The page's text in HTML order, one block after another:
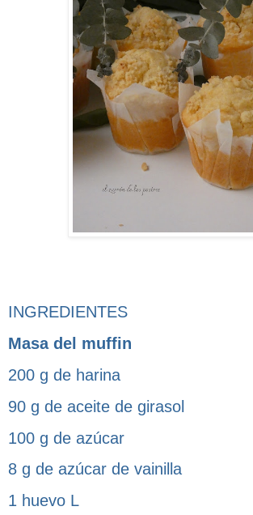
INGREDIENTES
Masa del muffin
200 g de harina
90 g de aceite de girasol
100 g de azúcar
8 g de azúcar de vainilla
1 huevo L